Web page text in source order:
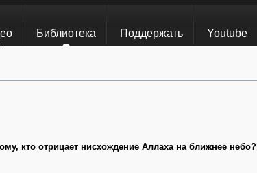
Библиотека Поддержать Youtube
кто отрицает нисхождение Аллаха на ближнее небо?